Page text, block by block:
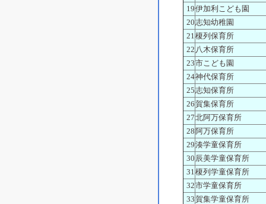
19伊加利こども園
20志知幼稚園
21榎列保育所
22 八木保育所
23市こども園
24神代保育所
25志知保育所
26賀集保育所
27北阿万保育所
28 阿万保育所
29湊学童保育所
30 辰美学童保育所
31榎列学童保育所
32市学童保育所
33賀集学童保育所